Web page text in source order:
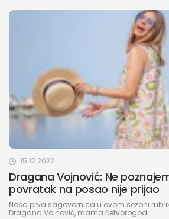
15.12.2022
Dragana Vojnović: Ne
povratak na posao nije prijao
Naša prva sagovornica u ovom sezoni
Dragana Vojnović, mama četvorogodi...